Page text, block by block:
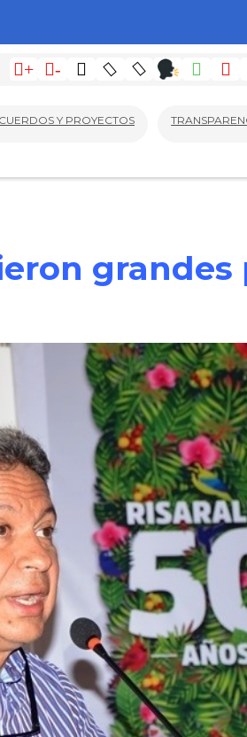
+ -
Y PROYECTOS
grandes